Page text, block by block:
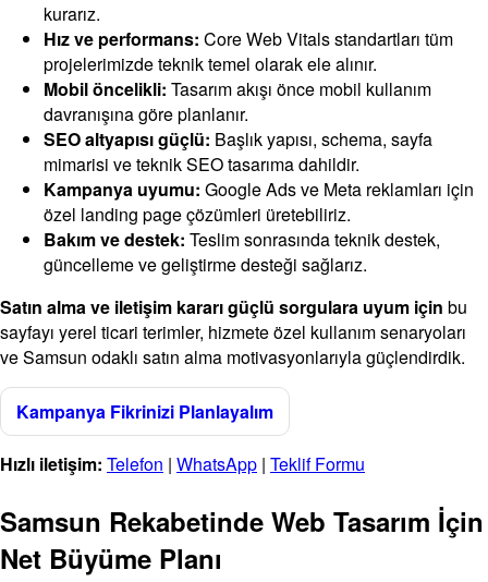
kurarız.
Hız ve performans: Core Web Vitals standartları tüm
projelerimizde teknik temel olarak ele alınır.
Mobil öncelikli: Tasarım akışı önce mobil kullanım
davranışına göre planlanır.
SEO altyapısı güçlü: Başlık yapısı, schema, sayfa
mimarisi ve teknik SEO tasarıma dahildir.
Kampanya uyumu: Google Ads ve Meta reklamları için
özel landing page çözümleri üretebiliriz.
Bakım ve destek: Teslim sonrasında teknik destek,
güncelleme ve geliştirme desteği sağlarız.
Satın alma ve iletişim kararı güçlü sorgulara uyum için bu
sayfayı yerel ticari terimler, hizmete özel kullanım senaryoları
ve Samsun odaklı satın alma motivasyonlarıyla güçlendirdik.
Kampanya Fikrinizi Planlayalım
Hızlı iletişim: Telefon | WhatsApp | Teklif Formu
Samsun Rekabetinde Web Tasarım İçin
Net Büyüme Planı